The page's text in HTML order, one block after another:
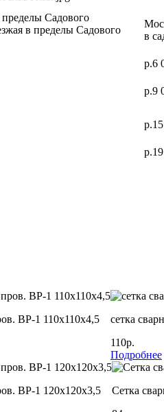
Садового
в пределы Садового
в
р.6
р.9
ВР-1 110х110х4,5
сетка
110р.
Подробнее
ВР-1 120х120х3,5
Cетка